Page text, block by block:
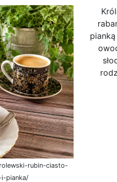
rubin-ciasto-
pianka/